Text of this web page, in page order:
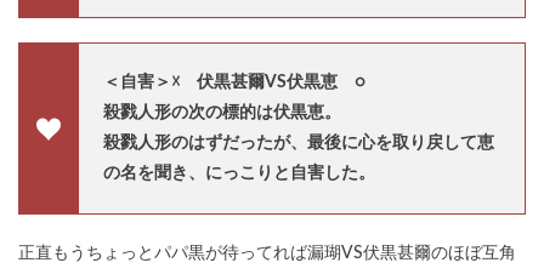
＜自害＞☓ 伏黒甚爾VS伏黒恵 ○
殺戮人形の次の標的は伏黒恵。
殺戮人形のはずだったが、最後に心を取り戻して恵
の名を聞き、にっこりと自害した。
正直もうちょっとパパ黒が待ってれば漏瑚VS伏黒甚爾のほぼ互角